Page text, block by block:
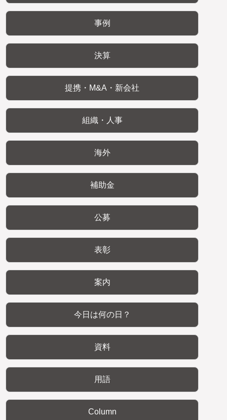
事例
決算
提携・M&A・新会社
組織・人事
海外
補助金
公募
表彰
案内
今日は何の日？
資料
用語
Column